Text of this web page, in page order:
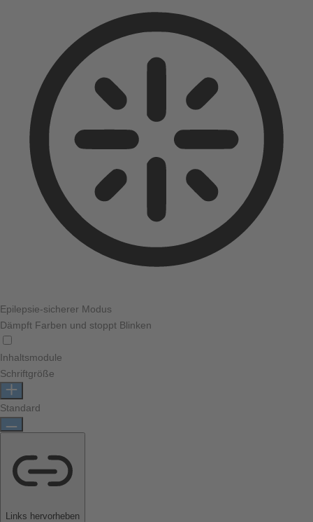
Epilepsie-sicherer Modus
Dämpft Farben und stoppt Blinken
Inhaltsmodule
Schriftgröße
Standard
Links hervorheben